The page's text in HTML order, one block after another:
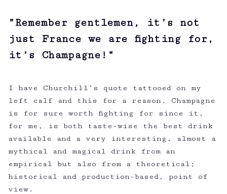
”Remember gentlemen, it’s not
just France we are fighting for,
it’s Champagne!“
I have Churchill’s quote tattooed on my
left calf and this for a reason. Champagne
is for sure worth fighting for since it,
for me, is both taste-wise the best drink
available and a very interesting, almost a
mythical and magical drink from an
empirical but also from a theoretical;
historical and production-based, point of
view.